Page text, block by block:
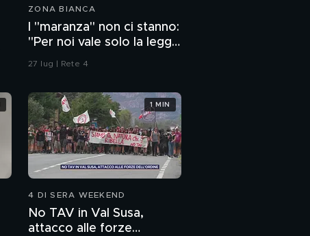
ZONA BIANCA
I "maranza" non ci stanno:
"Per noi vale solo la legge
della strada"
27 lug | Rete 4
4 DI SERA WEEKEND
No TAV in Val Susa,
attacco alle forze
1 MIN